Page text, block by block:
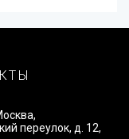
переулок, д. 12,